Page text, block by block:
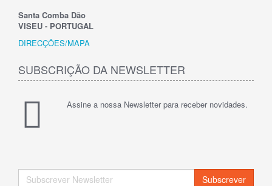
Santa Comba Dão
VISEU - PORTUGAL
DIRECÇÕES/MAPA
SUBSCRIÇÃO DA NEWSLETTER
Assine a nossa Newsletter para receber novidades.
Subscrever